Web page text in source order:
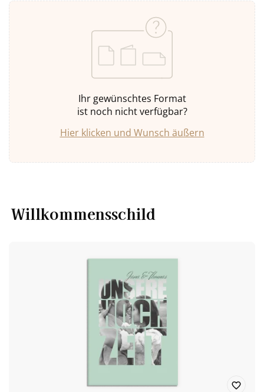
Ihr gewünschtes Format
ist noch nicht verfügbar?
Hier klicken und Wunsch äußern
Willkommensschild